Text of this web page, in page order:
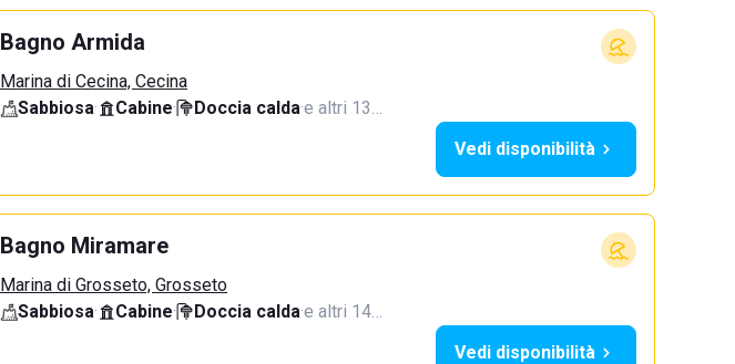
Bagno Armida
Marina di Cecina, Cecina
Sabbiosa· Cabine· Doccia calda·e altri 13…
Vedi disponibilità
Bagno Miramare
Marina di Grosseto, Grosseto
Sabbiosa· Cabine· Doccia calda·e altri 14…
Vedi disponibilità